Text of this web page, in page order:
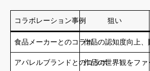
コラボレーション事例 狙い
食品メーカーとのコラボ作品の認知度向上
アパレルブランドとのコラボ作品の世界観をフ